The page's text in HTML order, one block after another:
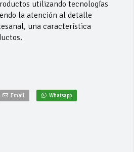
utilizando tecnologías
la atención al detalle
una característica
Email Whatsapp